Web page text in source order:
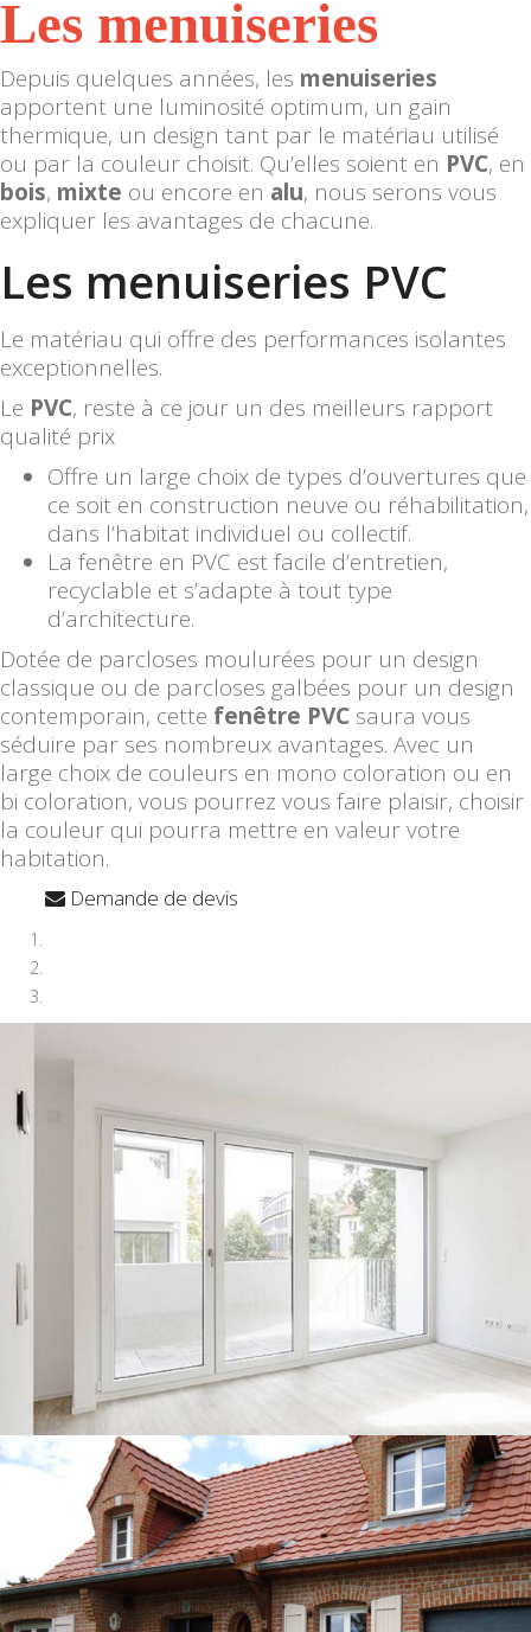
Les menuiseries
Depuis quelques années, les menuiseries
apportent une luminosité optimum, un gain
thermique, un design tant par le matériau utilisé
ou par la couleur choisit. Qu’elles soient en PVC, en
bois, mixte ou encore en alu, nous serons vous
expliquer les avantages de chacune.
Les menuiseries PVC
Le matériau qui offre des performances isolantes
exceptionnelles.
Le PVC, reste à ce jour un des meilleurs rapport
qualité prix
Offre un large choix de types d’ouvertures que
ce soit en construction neuve ou réhabilitation,
dans l’habitat individuel ou collectif.
La fenêtre en PVC est facile d’entretien,
recyclable et s’adapte à tout type
d’architecture.
Dotée de parcloses moulurées pour un design
classique ou de parcloses galbées pour un design
contemporain, cette fenêtre PVC saura vous
séduire par ses nombreux avantages. Avec un
large choix de couleurs en mono coloration ou en
bi coloration, vous pourrez vous faire plaisir, choisir
la couleur qui pourra mettre en valeur votre
habitation.
Demande de devis